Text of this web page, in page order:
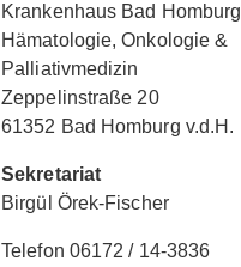
Krankenhaus Bad Homburg
Hämatologie, Onkologie &
Palliativmedizin
Zeppelinstraße 20
61352 Bad Homburg v.d.H.
Sekretariat
Birgül Örek-Fischer
Telefon 06172 / 14-3836